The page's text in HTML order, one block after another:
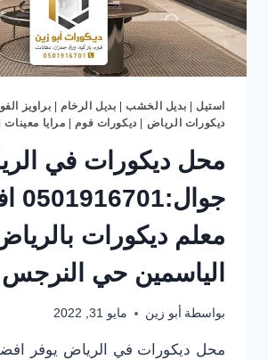
الخشب
بالرياض
استيل | بديل الخشب| بديل الرخام | براويز
ديكورات الرياض | ديكورات فوم | مرايا معينات|
محل ديكورات في
معلم ديكورات
الياسمين حي النرجس
بواسطة أبو زين مايو 31, 2022
محل ديكورات في الرياض يوفر